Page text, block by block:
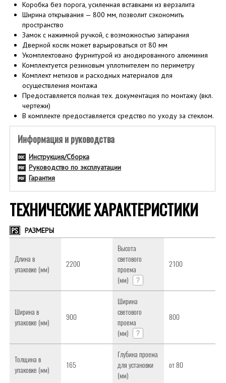
Коробка без порога, усиленная вставками из верзалита
Ширина открывания — 800 мм, позволит сэкономить
пространство
Замок с нажимной ручкой, с возможностью запирания
Дверной косяк может варьироваться от 80 мм
Укомплектовано фурнитурой из анодированного алюминия
Комплектуется резиновым уплотнителем по периметру
Комплект метизов и расходных материалов для
осуществления монтажа
Предоставляется полная тех. документация по монтажу (вкл.
чертежи)
В комплекте предоставляется средство по уходу за стеклом.
Информация и руководства
Инструкция/Сборка
Руководство по эксплуатации
Гарантия
ТЕХНИЧЕСКИЕ ХАРАКТЕРИСТИКИ
РАЗМЕРЫ
Длина в
упаковке (мм)
2200
Высота
светового
проема
(мм)
?
2100
Ширина в
упаковке (мм)
900
Ширина
светового
проема
(мм)
?
800
Толщина в
упаковке (мм)
165
Глубина проема
для установки
(мм)
от 80